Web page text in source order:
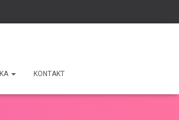
KONTAKT